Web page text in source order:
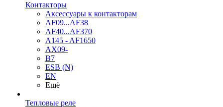
Контакторы
Аксессуары к контакторам
AF09...AF38
AF40...AF370
A145 - AF1650
AX09-
B7
ESB (N)
EN
Ещё
Тепловые реле